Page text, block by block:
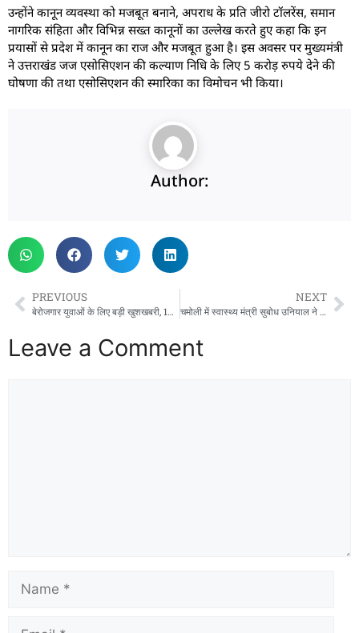
उन्होंने कानून व्यवस्था को मजबूत बनाने, अपराध के प्रति जीरो टॉलरेंस, समान
नागरिक संहिता और विभिन्न सख्त कानूनों का उल्लेख करते हुए कहा कि इन
प्रयासों से प्रदेश में कानून का राज और मजबूत हुआ है। इस अवसर पर मुख्यमंत्री
ने उत्तराखंड जज एसोसिएशन की कल्याण निधि के लिए 5 करोड़ रुपये देने की
घोषणा की तथा एसोसिएशन की स्मारिका का विमोचन भी किया।
Author:
PREVIOUS
बेरोजगार युवाओं के लिए बड़ी खुशखबरी, 1000+ पदों पर होगी भर्ती
NEXT
चमोली में स्वास्थ्य मंत्री सुबोध उनियाल ने किया CHC ज्योतिर्मठ का निरीक्षण: स्वास्थ्य सेवाओं का लिया जायजा
Leave a Comment